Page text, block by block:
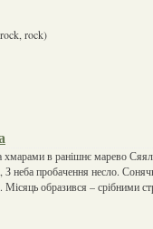
rock)
хмарами в ранішнє марево
З неба пробачення несло.
Місяць образився – срібними